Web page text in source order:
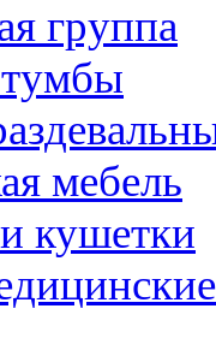
группа
мебель
кушетки